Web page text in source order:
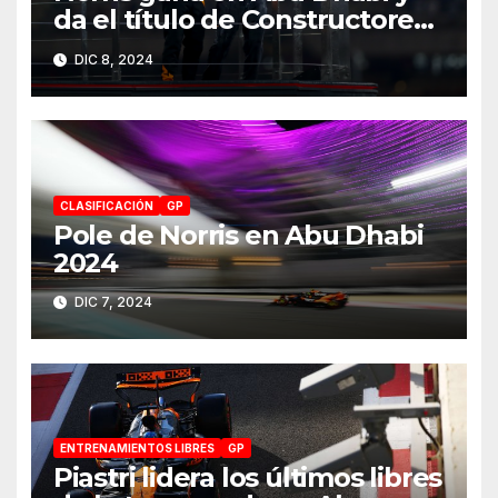
da el título de Constructores
2024 a McLaren
DIC 8, 2024
CLASIFICACIÓN GP
Pole de Norris en Abu Dhabi
2024
DIC 7, 2024
ENTRENAMIENTOS LIBRES GP
Piastri lidera los últimos libres